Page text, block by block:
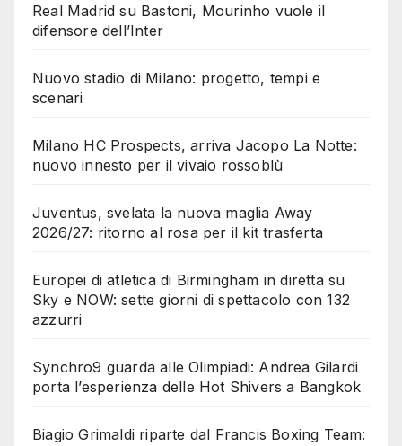
Real Madrid su Bastoni, Mourinho vuole il
difensore dell’Inter
Nuovo stadio di Milano: progetto, tempi e
scenari
Milano HC Prospects, arriva Jacopo La Notte:
nuovo innesto per il vivaio rossoblù
Juventus, svelata la nuova maglia Away
2026/27: ritorno al rosa per il kit trasferta
Europei di atletica di Birmingham in diretta su
Sky e NOW: sette giorni di spettacolo con 132
azzurri
Synchro9 guarda alle Olimpiadi: Andrea Gilardi
porta l’esperienza delle Hot Shivers a Bangkok
Biagio Grimaldi riparte dal Francis Boxing Team: